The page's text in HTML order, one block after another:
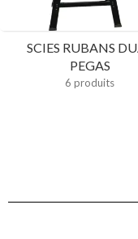
SCIES RUBANS
PEGAS
6 produits